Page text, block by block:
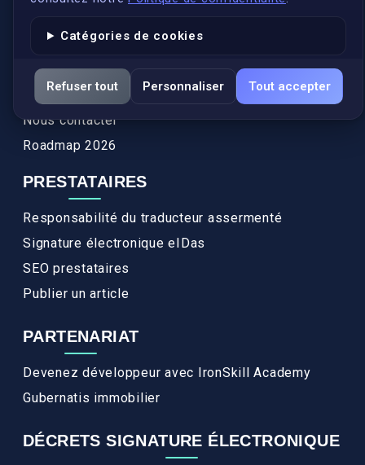
Catégories de cookies
Refuser tout Personnaliser Tout accepter
Actualités
Services
FAQ
Nous contacter
Roadmap 2026
PRESTATAIRES
Responsabilité du traducteur assermenté
Signature électronique eIDas
SEO prestataires
Publier un article
PARTENARIAT
Devenez développeur avec IronSkill Academy
Gubernatis immobilier
DÉCRETS SIGNATURE ÉLECTRONIQUE